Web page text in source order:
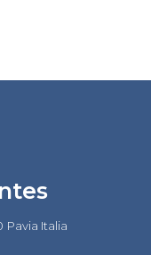
Pavia Italia